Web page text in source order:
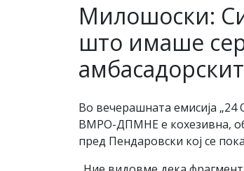
Милошоски:
што имаше
Во вечерашната емисија
ВМРО-ДПМНЕ е кохезивна,
пред Пендаровски кој се